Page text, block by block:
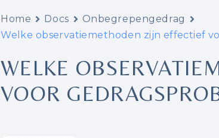
Home Docs
Onbegrepengedrag
Welke observatiemethoden zijn effectief
WELKE
VOOR